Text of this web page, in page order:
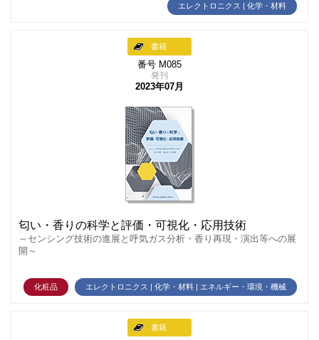
エレクトロニクス | 化学・材料
書籍
番号 M085
発刊
2023年07月
匂い・香りの科学と評価・可視化・応用技術
～センシング技術の進展と呼気ガス分析・香り再現・演出等への展
開～
化粧品 エレクトロニクス | 化学・材料 | エネルギー・環境・機械
書籍